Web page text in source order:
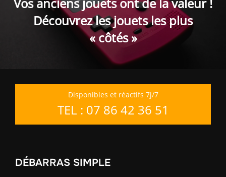
Vos anciens jouets ont de la valeur !
Découvrez les jouets les plus
« côtés »
Disponibles et réactifs 7j/7
TEL : 07 86 42 36 51
DÉBARRAS SIMPLE